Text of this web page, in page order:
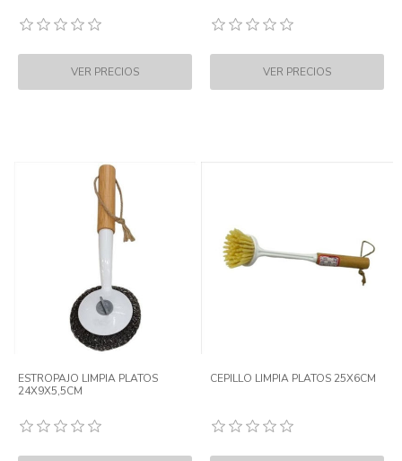
ESTROPAJO LIMPIA PLATOS
24X9X5,5CM
CEPILLO LIMPIA PLATOS 25X6CM